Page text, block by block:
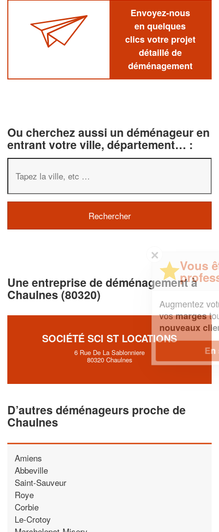
Envoyez-nous
en quelques
clics votre projet
détaillé de
déménagement
Ou cherchez aussi un déménageur en
entrant votre ville, département… :
Une entreprise de déménagement à
Chaulnes (80320)
SOCIÉTÉ SCI ST LOCATIONS
6 Rue De La Sablonniere
80320 Chaulnes
D’autres déménageurs proche de
Chaulnes
Amiens
Abbeville
Saint-Sauveur
Roye
Corbie
Le-Crotoy
professionnel ?
Augmentez votre chiffre d'affaireset
vosmargestout en gagnant de
En savoir plus